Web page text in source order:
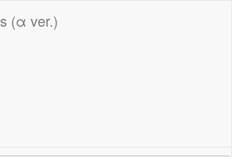
(α ver.)